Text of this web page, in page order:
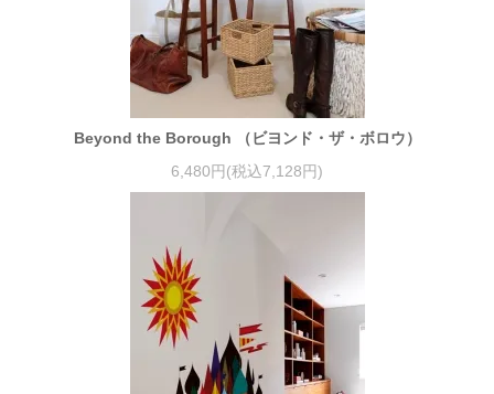
Beyond the Borough （ビヨンド・ザ・ボロウ）
6,480円(税込7,128円)